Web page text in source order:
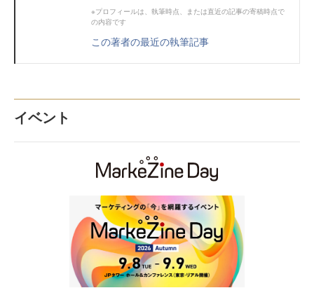
※プロフィールは、執筆時点、または直近の記事の寄稿時点で
の内容です
この著者の最近の執筆記事
イベント